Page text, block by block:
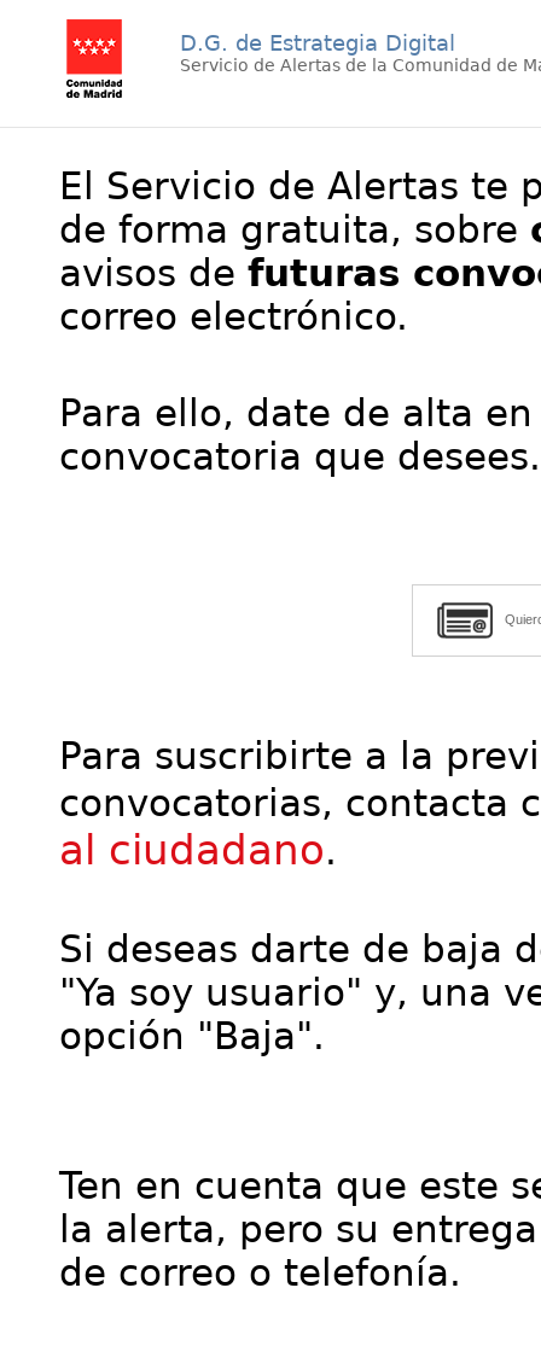
D.G. de Estrategia Digital
Servicio de Alertas de la Comunidad de
El Servicio de Alertas te
de forma gratuita, sobre
avisos de futuras
correo electrónico.
Para ello, date de alta
convocatoria que desees.
Para suscribirte a la
convocatorias, contacta
al ciudadano.
Si deseas darte de baja
"Ya soy usuario" y, una
opción "Baja".
Ten en cuenta que este
la alerta, pero su
de correo o telefonía.